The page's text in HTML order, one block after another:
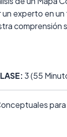
experto en
comprensión
3 (55